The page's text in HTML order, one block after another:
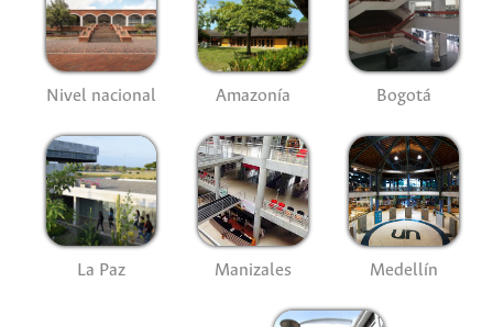
Nivel nacional Amazonía Bogotá
La Paz Manizales Medellín